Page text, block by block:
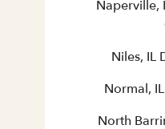
Naperville,
Niles, IL
Normal,
North